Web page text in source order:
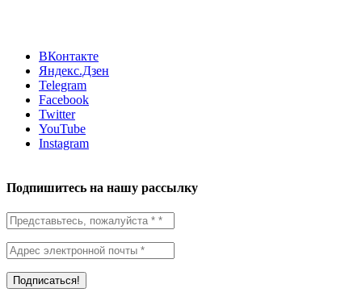
ВКонтакте
Яндекс.Дзен
Telegram
Facebook
Twitter
YouTube
Instagram
Подпишитесь на нашу рассылку